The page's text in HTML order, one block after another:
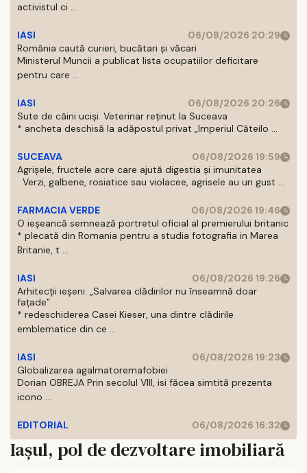
activistul ci ...
IASI
06/08/2026 20:29
România caută curieri, bucătari și văcari
Ministerul Muncii a publicat lista ocupatiilor deficitare
pentru care ...
IASI
06/08/2026 20:26
Sute de câini uciși. Veterinar reținut la Suceava
* ancheta deschisă la adăpostul privat „Imperiul Căteilo ...
SUCEAVA
06/08/2026 19:59
Agrișele, fructele acre care ajută digestia și imunitatea
Verzi, galbene, rosiatice sau violacee, agrisele au un gust ...
FARMACIA VERDE
06/08/2026 19:46
O ieșeancă semnează portretul oficial al premierului britanic
* plecată din Romania pentru a studia fotografia in Marea
Britanie, t ...
IASI
06/08/2026 19:26
Arhitecții ieșeni: „Salvarea clădirilor nu înseamnă doar
fațade”
* redeschiderea Casei Kieser, una dintre clădirile
emblematice din ce ...
IASI
06/08/2026 19:23
Globalizarea agalmatoremafobiei
Dorian OBREJA Prin secolul VIII, isi făcea simtită prezenta
icono ...
EDITORIAL 06/08/2026 16:32
Iaşul, pol de dezvoltare imobiliară